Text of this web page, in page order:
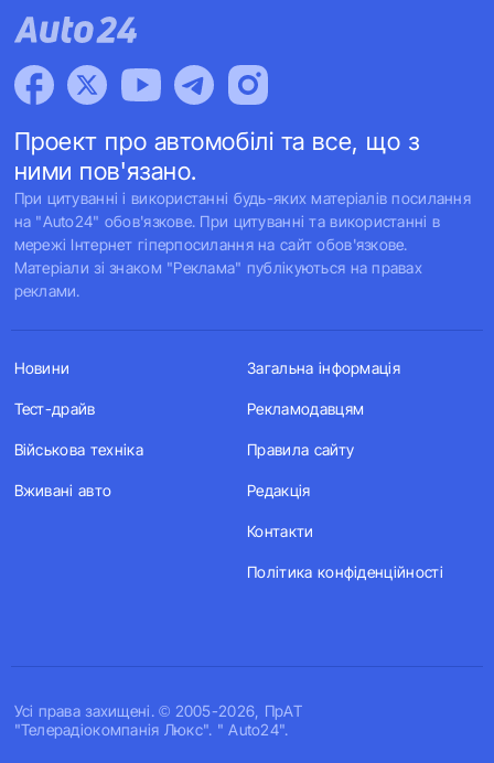
Проект про автомобілі та все, що з
ними пов'язано.
При цитуванні і використанні будь-яких матеріалів посилання
на "Auto24" обов'язкове. При цитуванні та використанні в
мережі Інтернет гіперпосилання на сайт обов'язкове.
Матеріали зі знаком "Реклама" публікуються на правах
реклами.
Усi права захищенi. © 2005-2026, ПрАТ
"Телерадіокомпанія Люкс". " Auto24".
Новини
Тест-драйв
Військова техніка
Вживані авто
Загальна інформація
Рекламодавцям
Правила сайту
Редакція
Контакти
Політика конфіденційності